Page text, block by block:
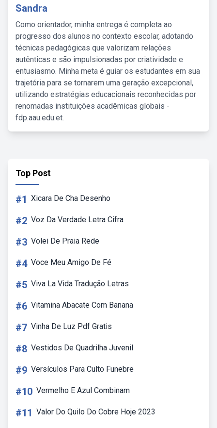
Sandra
Como orientador, minha entrega é completa ao
progresso dos alunos no contexto escolar, adotando
técnicas pedagógicas que valorizam relações
autênticas e são impulsionadas por criatividade e
entusiasmo. Minha meta é guiar os estudantes em sua
trajetória para se tornarem uma geração excepcional,
utilizando estratégias educacionais reconhecidas por
renomadas instituições acadêmicas globais -
fdp.aau.edu.et.
Top Post
#1 Xicara De Cha Desenho
#2 Voz Da Verdade Letra Cifra
#3 Volei De Praia Rede
#4 Voce Meu Amigo De Fé
#5 Viva La Vida Tradução Letras
#6 Vitamina Abacate Com Banana
#7 Vinha De Luz Pdf Gratis
#8 Vestidos De Quadrilha Juvenil
#9 Versículos Para Culto Funebre
#10 Vermelho E Azul Combinam
#11 Valor Do Quilo Do Cobre Hoje 2023